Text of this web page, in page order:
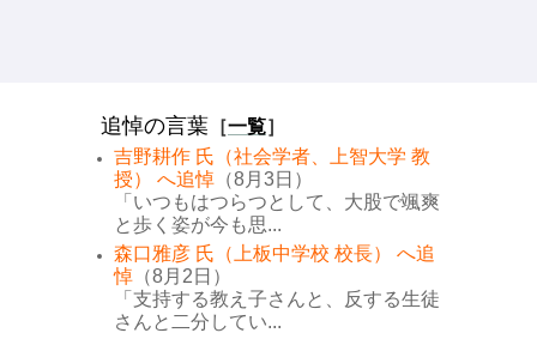
追悼の言葉 ［一覧］
吉野耕作 氏（社会学者、上智大学 教
授） へ追悼 （8月3日）
「いつもはつらつとして、大股で颯爽
と歩く姿が今も思...
森口雅彦 氏（上板中学校 校長） へ追
悼 （8月2日）
「支持する教え子さんと、反する生徒
さんと二分してい...